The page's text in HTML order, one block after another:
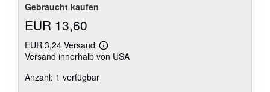
Gebraucht kaufen
EUR 13,60
EUR 3,24 Versand
Weitere
Informationen
Versand innerhalb von USA
Anzahl: 1 verfügbar